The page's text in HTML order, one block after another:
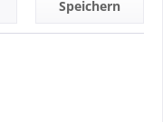
Speichern